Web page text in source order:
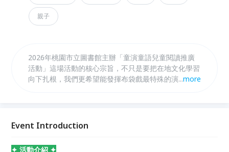
親子
2026年桃園市立圖書館主辦「童演童語兒童閱讀推廣
活動」這場活動的核心宗旨，不只是要把在地文化學習
向下扎根，我們更希望能發揮布袋戲最特殊的演繹方
帶領孩子學習當遇到困難時可以採取哪些解決方案。這
透過掌中藝術，把成長的能量帶給每一位孩子。
...more
Event Introduction
✦ 活動介紹 ✦